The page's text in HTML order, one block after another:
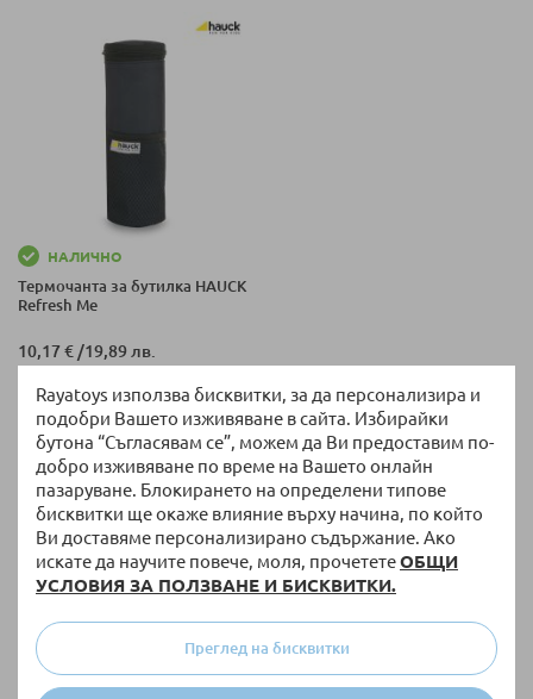
Rayatoys използва бисквитки, за да персонализира и
подобри Вашето изживяване в сайта. Избирайки
бутона “Съгласявам се”, можем да Ви предоставим по-
добро изживяване по време на Вашето онлайн
пазаруване. Блокирането на определени типове
бисквитки ще окаже влияние върху начина, по който
Ви доставяме персонализирано съдържание. Ако
искате да научите повече, моля, прочететеОБЩИ
УСЛОВИЯ ЗА ПОЛЗВАНЕ И БИСКВИТКИ.
Преглед на бисквитки
НАЛИЧНО
Термочанта за бутилка HAUCK
Refresh Me
10,17 € /19,89 лв.
Покажи по на страница
У дома за съхранение, за разходка навън или за излет в
планината с бебето, термочантите са от полза винаги.
Представляват изделия и стоки, чиято основна задача е
да поддържат в определени граници температурата на
различни храни и напитки.
Какво трябва да знаем за термочантите и
шишетата?